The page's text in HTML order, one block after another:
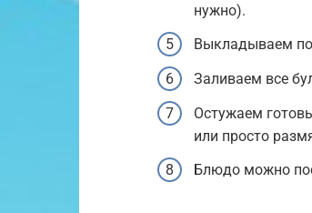
нужно).
Выкладываем
Заливаем все
Остужаем
или просто
Блюдо можно